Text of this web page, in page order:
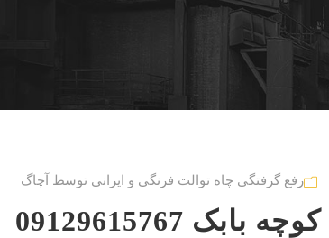
رفع گرفتگی چاه توالت فرنگی و ایرانی توسط آچاگ
لوله بازکنی ولنجک کوچه بابک 09129615767